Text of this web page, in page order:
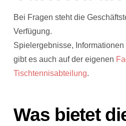
Bei Fragen steht die
Verfügung.
Spielergebnisse,
gibt es auch auf der eigenen
Tischtennisabteilung.
Was bietet